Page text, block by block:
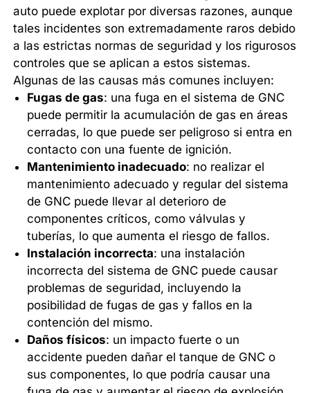
auto puede explotar por diversas razones, aunque
tales incidentes son extremadamente raros debido
a las estrictas normas de seguridad y los rigurosos
controles que se aplican a estos sistemas.
Algunas de las causas más comunes incluyen:
Fugas de gas: una fuga en el sistema de GNC
puede permitir la acumulación de gas en áreas
cerradas, lo que puede ser peligroso si entra en
contacto con una fuente de ignición.
Mantenimiento inadecuado: no realizar el
mantenimiento adecuado y regular del sistema
de GNC puede llevar al deterioro de
componentes críticos, como válvulas y
tuberías, lo que aumenta el riesgo de fallos.
Instalación incorrecta: una instalación
incorrecta del sistema de GNC puede causar
problemas de seguridad, incluyendo la
posibilidad de fugas de gas y fallos en la
contención del mismo.
Daños físicos: un impacto fuerte o un
accidente pueden dañar el tanque de GNC o
sus componentes, lo que podría causar una